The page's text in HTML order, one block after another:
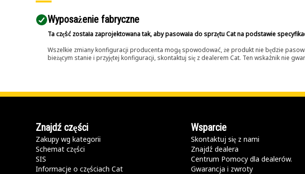
Wyposażenie fabryczne
Ta część została zaprojektowana tak, aby pasowała do sprzętu Cat na podstawie
Wszelkie zmiany konfiguracji producenta mogą spowodować, że produkt nie będzie
bieżącym stanie i przyjętej konfiguracji, skontaktuj się z dealerem Cat. Ten wskaźnik nie
Znajdź części
Zakupy wg kategorii
Schemat części
SIS
Informacje o częściach Cat
Wsparcie
Skontaktuj się z nami
Znajdź dealera
Centrum Pomocy dla dealerów.
Gwarancja i zwroty